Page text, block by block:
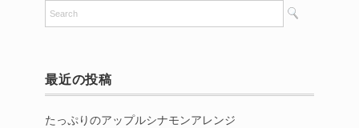
最近の投稿
たっぷりのアップルシナモンアレンジ